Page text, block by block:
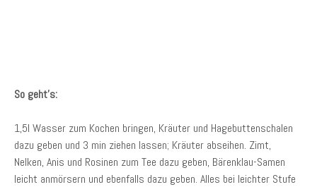
So geht’s:
1,5l Wasser zum Kochen bringen, Kräuter und Hagebuttenschalen
dazu geben und 3 min ziehen lassen; Kräuter abseihen. Zimt,
Nelken, Anis und Rosinen zum Tee dazu geben, Bärenklau-Samen
leicht anmörsern und ebenfalls dazu geben. Alles bei leichter Stufe